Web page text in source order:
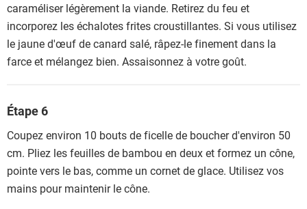
caraméliser légèrement la viande. Retirez du feu et
incorporez les échalotes frites croustillantes. Si vous utilisez
le jaune d'œuf de canard salé, râpez-le finement dans la
farce et mélangez bien. Assaisonnez à votre goût.
Étape 6
Coupez environ 10 bouts de ficelle de boucher d'environ 50
cm. Pliez les feuilles de bambou en deux et formez un cône,
pointe vers le bas, comme un cornet de glace. Utilisez vos
mains pour maintenir le cône.